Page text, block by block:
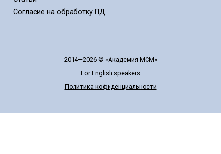
Cогласие на обработку ПД
2014—2026 © «Академия МСМ»
For English speakers
Политика кофиденциальности